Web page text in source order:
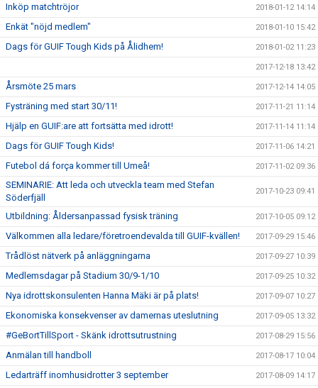
Inköp matchtröjor 2018-01-12 14:14
Enkät "nöjd medlem" 2018-01-10 15:42
Dags för GUIF Tough Kids på Ålidhem! 2018-01-02 11:23
2017-12-18 13:42
Årsmöte 25 mars 2017-12-14 14:05
Fysträning med start 30/11! 2017-11-21 11:14
Hjälp en GUIF:are att fortsätta med idrott! 2017-11-14 11:14
Dags för GUIF Tough Kids! 2017-11-06 14:21
Futebol dá força kommer till Umeå! 2017-11-02 09:36
SEMINARIE: Att leda och utveckla team med Stefan
Söderfjäll
2017-10-23 09:41
Utbildning: Åldersanpassad fysisk träning 2017-10-05 09:12
Välkommen alla ledare/företroendevalda till GUIF-kvällen! 2017-09-29 15:46
Trådlöst nätverk på anläggningarna 2017-09-27 10:39
Medlemsdagar på Stadium 30/9-1/10 2017-09-25 10:32
Nya idrottskonsulenten Hanna Mäki är på plats! 2017-09-07 10:27
Ekonomiska konsekvenser av damernas uteslutning 2017-09-05 13:32
#GeBortTillSport - Skänk idrottsutrustning 2017-08-29 15:56
Anmälan till handboll 2017-08-17 10:04
Ledarträff inomhusidrotter 3 september 2017-08-09 14:17